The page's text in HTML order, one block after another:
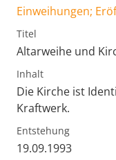
Einweihungen;
Titel
Altarweihe und
Inhalt
Die Kirche ist
Kraftwerk.
Entstehung
19.09.1993